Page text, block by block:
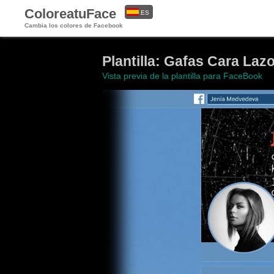
ColoreatuFace
Cambia los colores de Facebook
ES
Plantilla: Gafas Cara
Vista previa de la plantilla para FaceBook